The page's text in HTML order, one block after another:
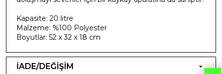
Kapasite: 20 litre
Malzeme: %100 Polyester
Boyutlar: 52 x 32 x 18 cm
İADE/DEĞİŞİM